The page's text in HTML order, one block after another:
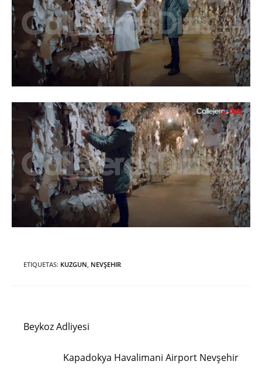
ETIQUETAS: KUZGUN, NEVŞEHIR
más
artículos
Beykoz Adliyesi
Kapadokya Havalimani Airport Nevşehir